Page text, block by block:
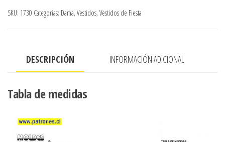
3
BUSTO
AL
cantidad
SKU: 1730 Categorías: Dama, Vestidos, Vestidos de Fiesta
DESCRIPCIÓN INFORMACIÓN ADICIONAL
Tabla de medidas